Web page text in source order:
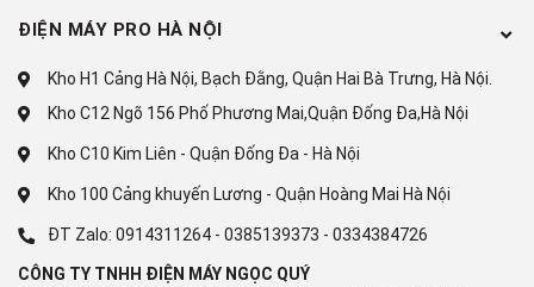
ĐIỆN MÁY PRO HÀ NỘI
Kho H1 Cảng Hà Nội, Bạch Đằng, Quận Hai Bà Trưng, Hà Nội.
Kho C12 Ngõ 156 Phố Phương Mai,Quận Đống Đa,Hà Nội
Kho C10 Kim Liên - Quận Đống Đa - Hà Nội
Kho 100 Cảng khuyến Lương - Quận Hoàng Mai Hà Nội
ĐT Zalo: 0914311264 - 0385139373 - 0334384726
CÔNG TY TNHH ĐIỆN MÁY NGỌC QUÝ